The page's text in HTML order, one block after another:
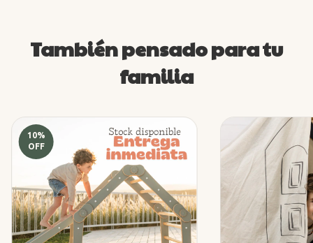
También pensado para tu
familia
10%
OFF